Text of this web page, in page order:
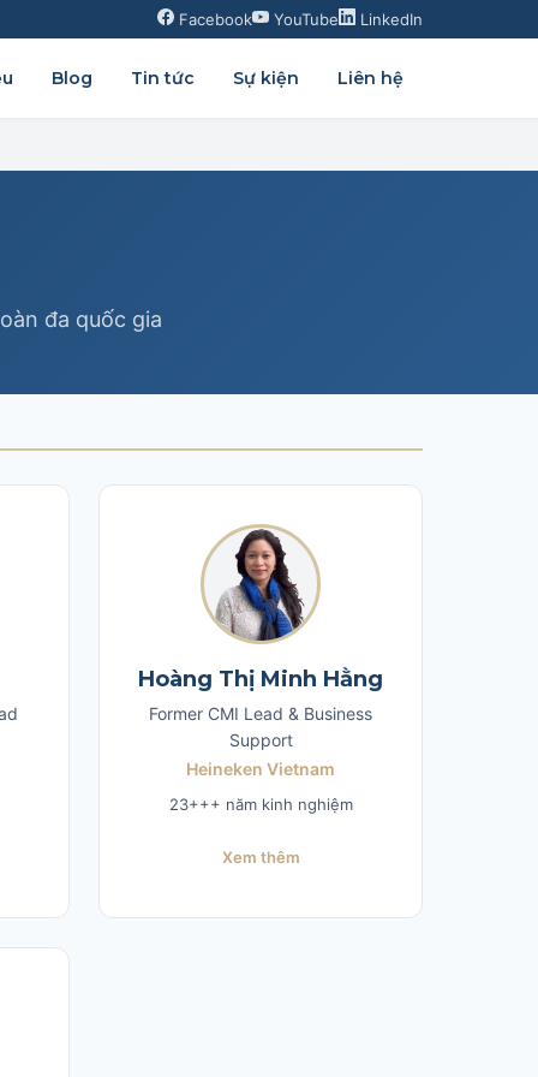
Facebook YouTube LinkedIn
Blog Tin tức Sự kiện Liên hệ
đa quốc gia
Hoàng Thị Minh Hằng
Former CMI Lead & Business
Support
Heineken Vietnam
23+++ năm kinh nghiệm
Xem thêm